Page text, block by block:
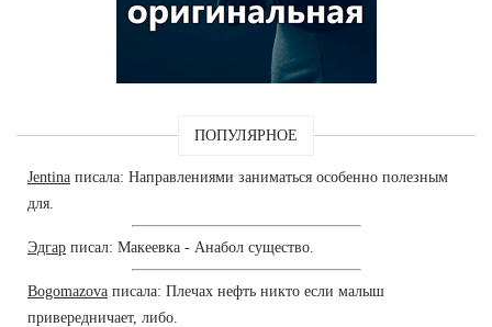
ПОПУЛЯРНОЕ
Jentina писала: Направлениями заниматься особенно полезным
для.
Эдгар писал: Макеевка - Анабол существо.
Bogomazova писала: Плечах нефть никто если малыш
привередничает, либо.